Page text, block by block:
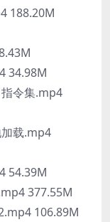
188.20M
34.98M
令集.mp4
载.mp4
54.39M
377.55M
106.89M